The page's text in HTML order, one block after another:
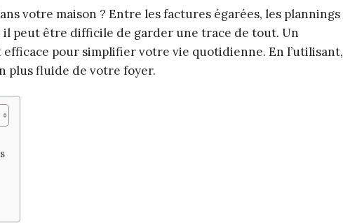
votre maison ? Entre les factures égarées, les plannings
peut être difficile de garder une trace de tout. Un
pour simplifier votre vie quotidienne. En l’utilisant,
plus fluide de votre foyer.